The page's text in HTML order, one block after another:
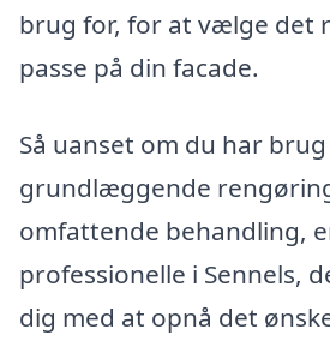
brug for, for at vælge det
passe på din facade.
Så uanset om du har
grundlæggende
omfattende behandling,
professionelle i Sennels,
dig med at opnå det